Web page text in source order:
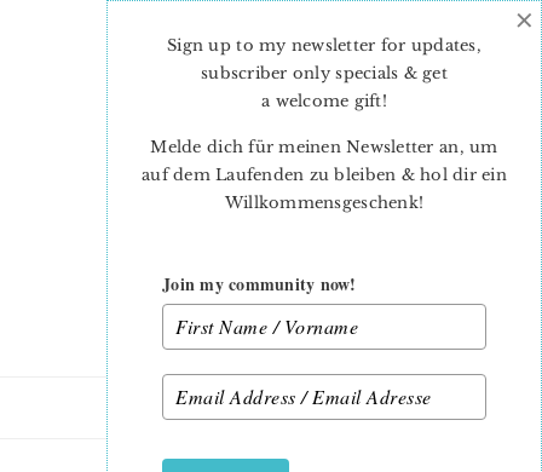
Sign up to my newsletter for updates,
subscriber only specials & get
a welcome gift!
Melde dich für meinen Newsletter an, um
auf dem Laufenden zu bleiben & hol dir ein
Willkommensgeschenk!
Join my community now!
×